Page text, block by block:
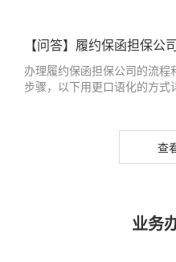
办理履约保函担保公司的流
步骤，以下用更口语化的方式
查
业务